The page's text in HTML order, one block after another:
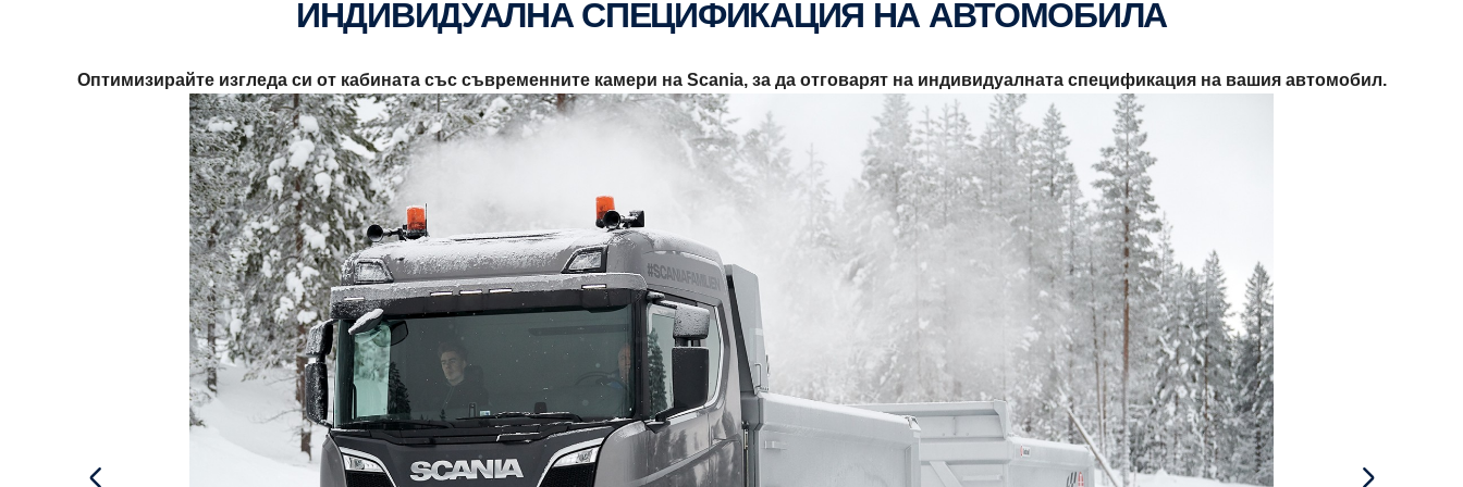
ИНДИВИДУАЛНА СПЕЦИФИКАЦИЯ НА АВТОМОБИЛА
Оптимизирайте изгледа си от кабината със съвременните камери на Scania, за да отговарят на индивидуалната спецификация на вашия автомобил.